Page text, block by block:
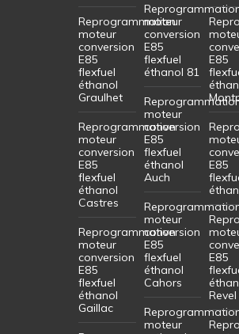
Reprogrammation
moteur
conversion
E85
flexfuel
éthanol
Graulhet
Reprogrammation
moteur
conversion
E85
flexfuel
éthanol
Castres
Reprogrammation
moteur
conversion
E85
flexfuel
éthanol
Gaillac
moteur
conversion
E85
flexfuel
éthanol 81
moteur
conversion
E85
flexfuel
éthanol
Auch
moteur
conversion
E85
flexfuel
éthanol
Cahors
moteur
E85
E85
E85
Revel